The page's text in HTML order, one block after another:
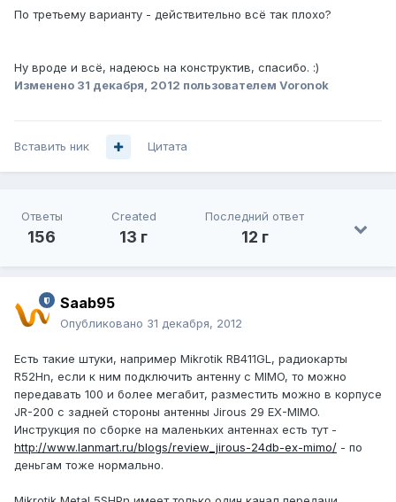
По третьему варианту - действительно всё так плохо?
Ну вроде и всё, надеюсь на конструктив, спасибо. :)
Изменено 31 декабря, 2012 пользователем Voronok
Вставить ник Цитата
Ответы
156
Created
13 г
Последний ответ
12 г
Saab95
Опубликовано 31 декабря, 2012
Есть такие штуки, например Mikrotik RB411GL, радиокарты
R52Hn, если к ним подключить антенну с MIMO, то можно
передавать 100 и более мегабит, разместить можно в корпусе
JR-200 с задней стороны антенны Jirous 29 EX-MIMO.
Инструкция по сборке на маленьких антеннах есть тут -
http://www.lanmart.ru/blogs/review_jirous-24db-ex-mimo/ - по
деньгам тоже нормально.